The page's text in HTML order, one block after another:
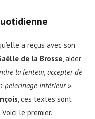
a reçus avec son
de la Brosse , aider
la lenteur, accepter de
pèlerinage intérieur».
, ces textes sont
Voici le premier.